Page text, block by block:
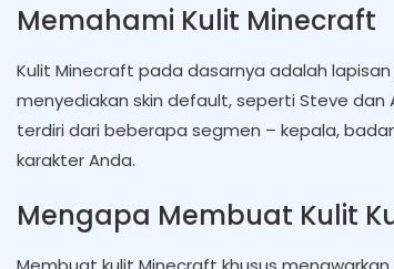
Memahami Kulit Minecraft
Kulit Minecraft pada dasarnya adalah
menyediakan skin default, seperti Steve
terdiri dari beberapa segmen – kepala,
karakter Anda.
Mengapa Membuat Kulit